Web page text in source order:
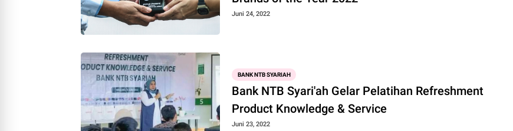
Juni 24, 2022
BANK NTB SYARIAH
Bank NTB Syari'ah Gelar Pelatihan Refreshment
Product Knowledge & Service
Juni 23, 2022